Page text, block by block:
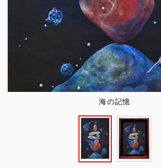
海の記憶